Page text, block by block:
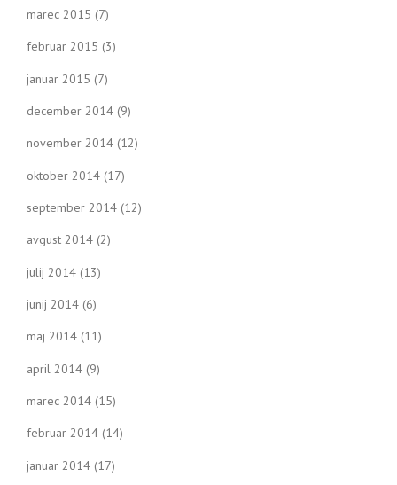
marec 2015 (7)
februar 2015 (3)
januar 2015 (7)
december 2014 (9)
november 2014 (12)
oktober 2014 (17)
september 2014 (12)
avgust 2014 (2)
julij 2014 (13)
junij 2014 (6)
maj 2014 (11)
april 2014 (9)
marec 2014 (15)
februar 2014 (14)
januar 2014 (17)